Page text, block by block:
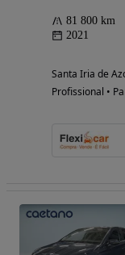
81 800 km
2021
Santa Iria de
Profissional •